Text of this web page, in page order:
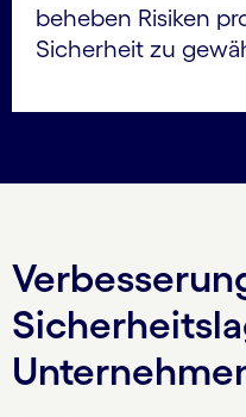
beheben Risiken
Sicherheit zu